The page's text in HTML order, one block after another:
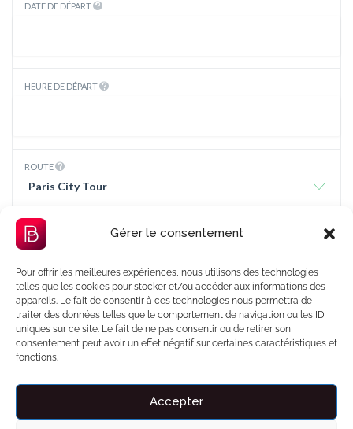
Gérer le consentement
Pour offrir les meilleures expériences, nous utilisons des technologies
telles que les cookies pour stocker et/ou accéder aux informations des
appareils. Le fait de consentir à ces technologies nous permettra de
traiter des données telles que le comportement de navigation ou les ID
uniques sur ce site. Le fait de ne pas consentir ou de retirer son
consentement peut avoir un effet négatif sur certaines caractéristiques et
fonctions.
Accepter
DATE DE DÉPART
HEURE DE DÉPART
ROUTE
Paris City Tour
TYPE DE COURSE
Aller Simple
OPTIONS
PRIX PAR TEMPS SUPPLÉMENTAIRE
0 minute(s)